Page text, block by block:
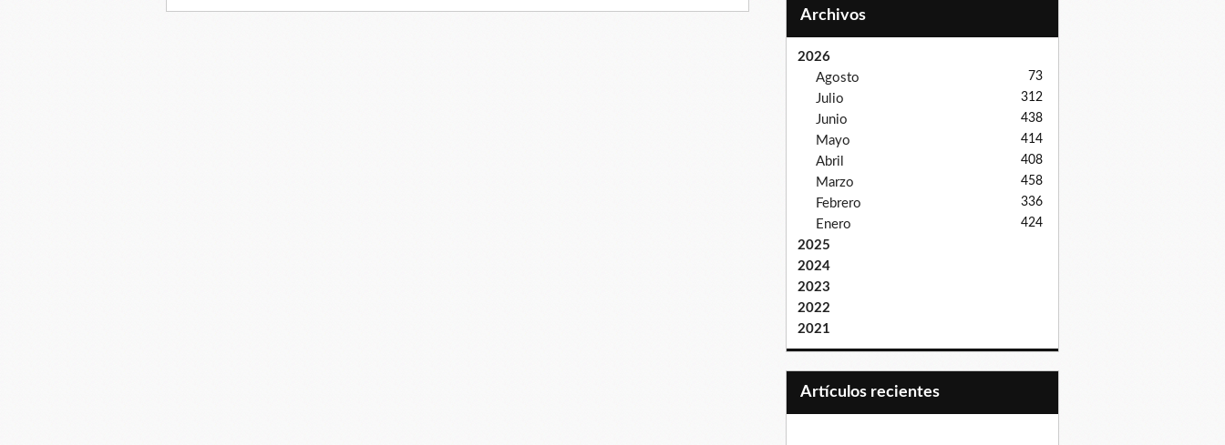
Archivos
2026
Agosto
73
Julio 312
Junio 438
Mayo 414
Abril 408
Marzo 458
Febrero 336
Enero 424
2025
2024
2023
2022
2021
Artículos recientes